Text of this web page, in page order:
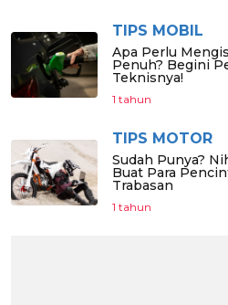
TIPS MOBIL
Apa Perlu
Penuh? Begini
Teknisnya!
1 tahun
TIPS MOTOR
Sudah Punya?
Buat Para
Trabasan
1 tahun